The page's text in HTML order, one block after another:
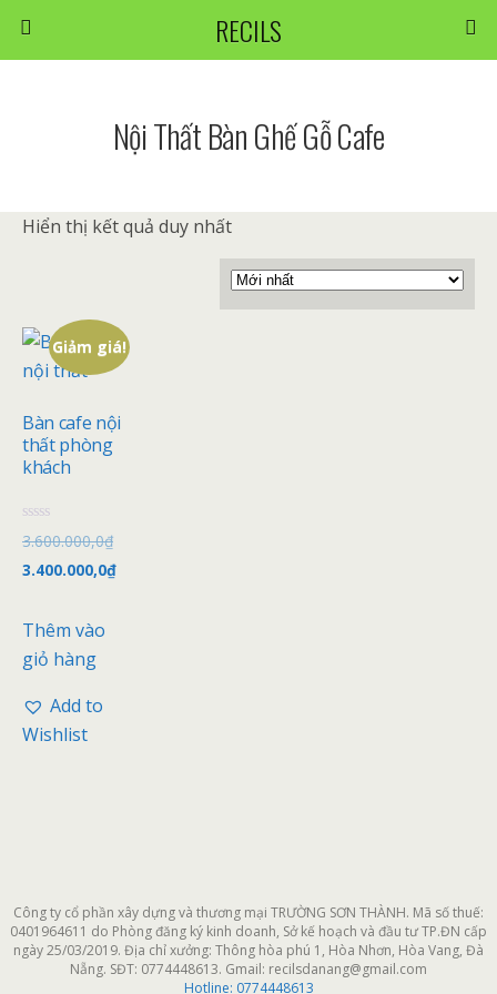
RECILS
Nội Thất Bàn Ghế Gỗ Cafe
Hiển thị kết quả duy nhất
Giảm giá!
Bàn cafe nội
thất phòng
khách
Đ
ư
ợ
c
p
h
n
5
a
3.600.000,0₫
3.400.000,0₫
Thêm vào
giỏ hàng
Add to
Wishlist
Công ty cổ phần xây dựng và thương mại TRƯỜNG SƠN THÀNH. Mã số thuế:
0401964611 do Phòng đăng ký kinh doanh, Sở kế hoạch và đầu tư TP.ĐN cấp
ngày 25/03/2019. Địa chỉ xưởng: Thông hòa phú 1, Hòa Nhơn, Hòa Vang, Đà
Nẵng. SĐT: 0774448613. Gmail: recilsdanang@gmail.com
Hotline: 0774448613